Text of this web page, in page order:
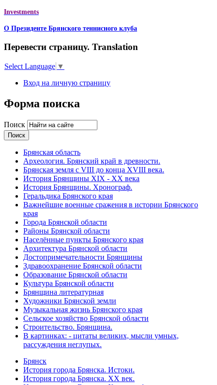
Investments
О Президенте Брянского теннисного клуба
Перевести страницу. Translation
Select Language ▼
Вход на личную страницу
Форма поиска
Поиск
Брянская область
Археология. Брянский край в древности.
Брянская земля с VIII до конца XVIII века.
История Брянщины XIX - XX века
История Брянщины. Хронограф.
Геральдика Брянского края
Важнейшие военные сражения в истории Брянского
края
Города Брянской области
Районы Брянской области
Населённые пункты Брянского края
Архитектура Брянской области
Достопримечательности Брянщины
Здравоохранение Брянской области
Образование Брянской области
Культура Брянской области
Брянщина литературная
Художники Брянской земли
Музыкальная жизнь Брянского края
Сельское хозяйство Брянской области
Строительство. Брянщина.
В картинках: - цитаты великих, мысли умных,
рассуждения неглупых.
Брянск
История города Брянска. Истоки.
История города Брянска. XX век.